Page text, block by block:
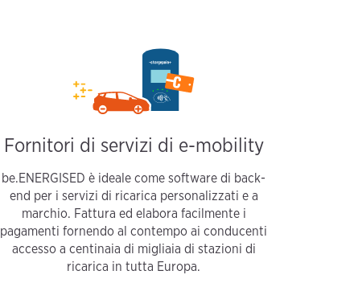
Fornitori di servizi di e-mobility
be.ENERGISED è ideale come software di back-
end per i servizi di ricarica personalizzati e a
marchio. Fattura ed elabora facilmente i
pagamenti fornendo al contempo ai conducenti
accesso a centinaia di migliaia di stazioni di
ricarica in tutta Europa.